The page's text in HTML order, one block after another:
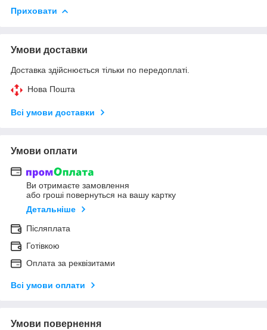
Приховати
Умови доставки
Доставка здійснюється тільки по передоплаті.
Нова Пошта
Всі умови доставки
Умови оплати
Ви отримаєте замовлення
або гроші повернуться на вашу картку
Детальніше
Післяплата
Готівкою
Оплата за реквізитами
Всі умови оплати
Умови повернення